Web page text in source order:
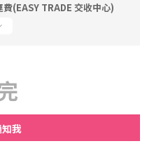
(EASY TRADE 交收中心)
我